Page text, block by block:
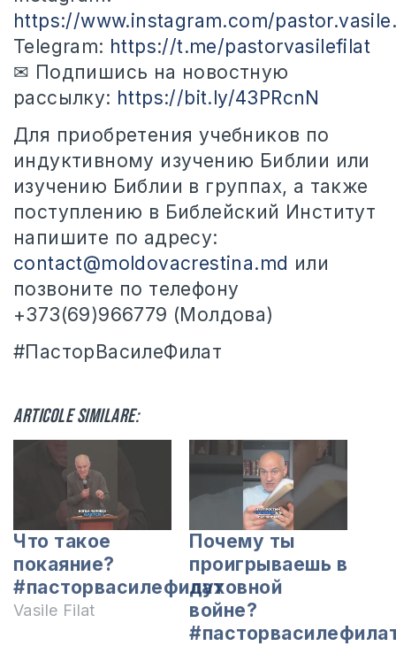
https://www.instagram.com/
Telegram: https://t.me/pastorvasilefilat
✉ Подпишись на новостную
рассылку: https://bit.ly/43PRcnN
Для приобретения учебников по
индуктивному изучению Библии или
изучению Библии в группах, а также
поступлению в Библейский Институт
напишите по адресу:
contact@moldovacrestina.md или
позвоните по телефону
+373(69)966779 (Молдова)
#ПасторВасилеФилат
Articole similare:
Что такое
покаяние?
#пасторвасилефилат
Vasile Filat
Почему ты
проигрываешь в
духовной
войне?